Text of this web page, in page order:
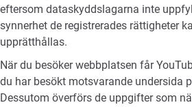
eftersom dataskyddslagarna inte
synnerhet de registrerades rättigheter
upprätthållas.
När du besöker webbplatsen får
du har besökt motsvarande undersida
Dessutom överförs de uppgifter som